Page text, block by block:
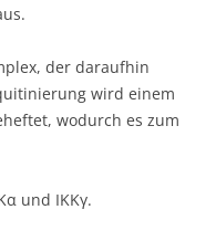
der daraufhin
wird einem
wodurch es zum
und IKKγ.